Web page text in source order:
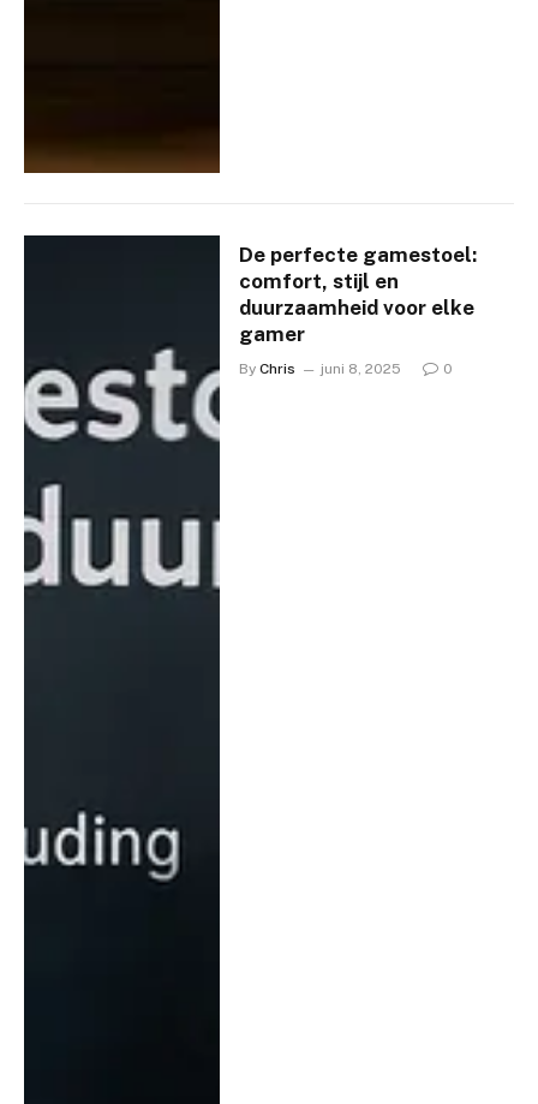
De perfecte gamestoel:
comfort, stijl en
duurzaamheid voor elke
gamer
By Chris juni 8, 2025 0